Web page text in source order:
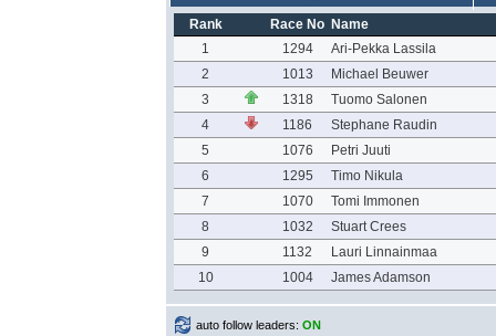
Rank Race No Name
1
1294
Ari-Pekka Lassila
2
1013
Michael Beuwer
3
1318
Tuomo Salonen
4
1186
Stephane Raudin
5
1076
Petri Juuti
6
1295
Timo Nikula
7
1070
Tomi Immonen
8
1032
Stuart Crees
9
1132
Lauri Linnainmaa
10
1004 James Adamson
auto follow leaders: ON